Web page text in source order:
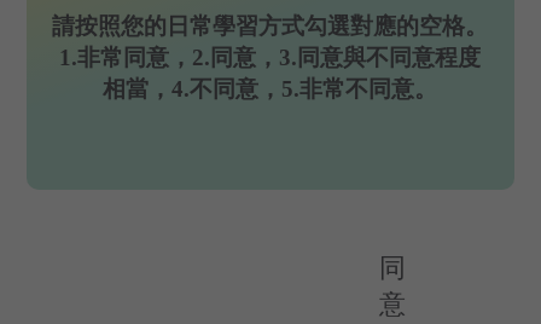
請按照您的日常學習方式勾選對應的空格。
1.非常同意，2.同意，3.同意與不同意程度
相當，4.不同意，5.非常不同意。
同
意